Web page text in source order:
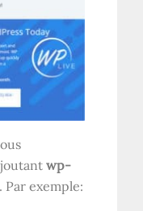
wp-
Par exemple: